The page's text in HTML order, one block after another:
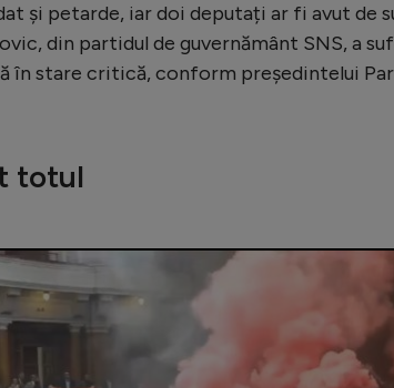
și petarde, iar doi deputați ar fi avut de
din partidul de guvernământ SNS, a
în stare critică, conform președintelui
totul